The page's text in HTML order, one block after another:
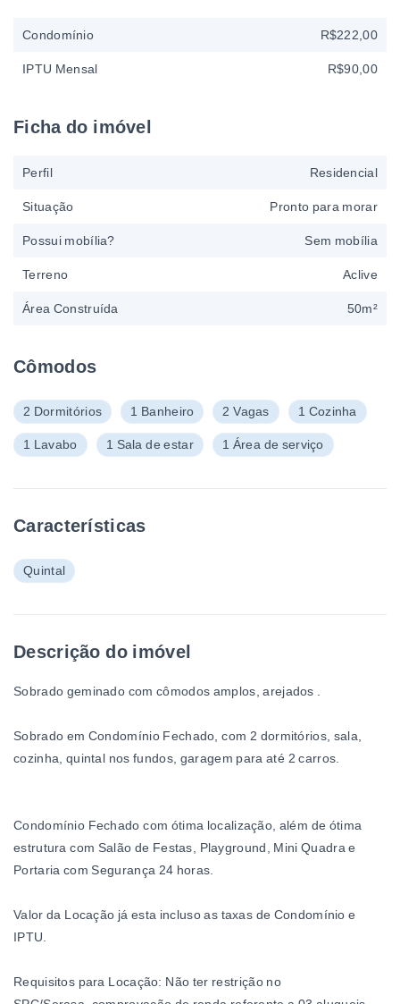
Cômodos
2 Dormitórios 1 Banheiro 2 Vagas 1 Cozinha
1 Lavabo 1 Sala de estar 1 Área de serviço
Características
Quintal
Descrição do imóvel
Sobrado geminado com cômodos amplos, arejados .
Sobrado em Condomínio Fechado, com 2 dormitórios, sala,
cozinha, quintal nos fundos, garagem para até 2 carros.
Condomínio Fechado com ótima localização, além de ótima
estrutura com Salão de Festas, Playground, Mini Quadra e
Portaria com Segurança 24 horas.
Valor da Locação já esta incluso as taxas de Condomínio e
IPTU.
Requisitos para Locação: Não ter restrição no
Condomínio R$222,00
IPTU Mensal R$90,00
Ficha do imóvel
Perfil Residencial
Situação Pronto para morar
Possui mobília? Sem mobília
Terreno Aclive
Área Construída 50m²